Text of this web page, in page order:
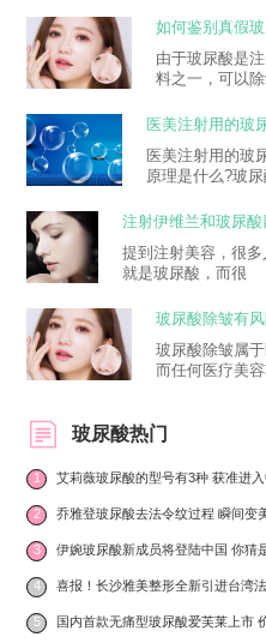
如何鉴别真假
由于玻尿酸是
料之一，可以
医美注射用的玻
么?
医美注射用的玻
原理是什么?玻
注射伊维兰和玻尿酸
提到注射美容，很
就是玻尿酸，而很
玻尿酸除皱有风
玻尿酸除皱属
而任何医疗美
玻尿酸热门
1 艾莉薇玻尿酸的型号有3种 获准进
2 乔雅登玻尿酸去法令纹过程 瞬间变
3 伊婉玻尿酸新成员将登陆中国 你猜
4 喜报！长沙雅美整形全新引进台湾
5 国内首款无痛型玻尿酸爱芙莱上市